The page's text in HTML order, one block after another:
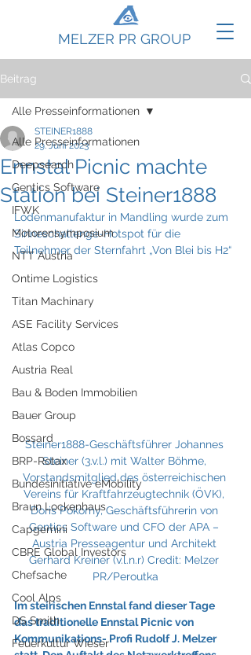
MELZER PR GROUP
Beitrag
Alle Presseinformationen
Deepsearch
Gentics Software
IFWK
Motorensymposium
NTT Austria
Ontime Logistics
Titan Machinary
ASE Facility Services
Atlas Copco
Austria Real
Bau & Boden Immobilien
Bauer Group
Bossard
BRP-Rotax
Bundesinitiative eMobility
Braun Lockenhaus
Capgemini
CBRE Global Investors
Chefsache
Cool Alps
DS Smith
Feuerkultur Wieser
Alle Presseinformationen
Ennstal Picnic machte
Station bei Steiner1888
STEINER1888
29. Juni 2023
Lodenmanufaktur in Mandling wurde zum
Sinneschallenge-Hotspot für die
Teilnehmer der Sternfahrt „Von Blei bis H2“
Steiner1888-Geschäftsführer Johannes
Steiner (3.v.l.) mit Walter Böhme,
Vorstandsmitglied des österreichischen
Vereins für Kraftfahrzeugtechnik (ÖVK),
Doris Pokorny, Geschäftsführerin von
Gentics Software und CFO der APA –
Austria Presseagentur und Architekt
Gerhard Kreiner (v.l.n.r) Credit: Melzer
PR/Peroutka
Im steirischen Ennstal fand dieser Tage
das traditionelle Ennstal Picnic von
Kommunikations- Profi Rudolf J. Melzer